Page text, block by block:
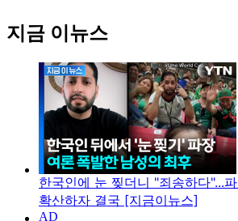
지금 이뉴스
한국인에 눈 찢더니 "죄송하다"...
확산하자 결국 [지금이뉴스]